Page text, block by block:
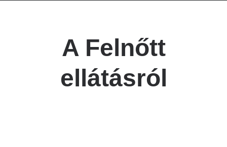
A Felnőtt
ellátásról